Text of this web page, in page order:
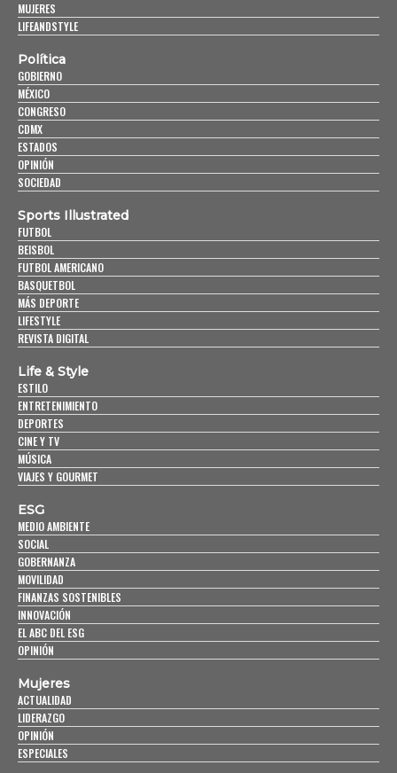
MUJERES
LIFEANDSTYLE
Política
GOBIERNO
MÉXICO
CONGRESO
CDMX
ESTADOS
OPINIÓN
SOCIEDAD
Sports Illustrated
FUTBOL
BEISBOL
FUTBOL AMERICANO
BASQUETBOL
MÁS DEPORTE
LIFESTYLE
REVISTA DIGITAL
Life & Style
ESTILO
ENTRETENIMIENTO
DEPORTES
CINE Y TV
MÚSICA
VIAJES Y GOURMET
ESG
MEDIO AMBIENTE
SOCIAL
GOBERNANZA
MOVILIDAD
FINANZAS SOSTENIBLES
INNOVACIÓN
EL ABC DEL ESG
OPINIÓN
Mujeres
ACTUALIDAD
LIDERAZGO
OPINIÓN
ESPECIALES